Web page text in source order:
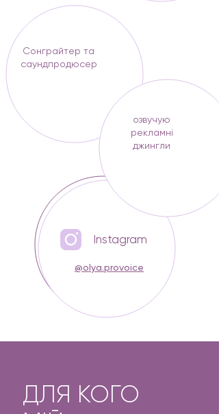
Сонграйтер та
саундпродюсер
озвучую
рекламні
джингли
Instagram
@olya.provoice
ДЛЯ КОГО